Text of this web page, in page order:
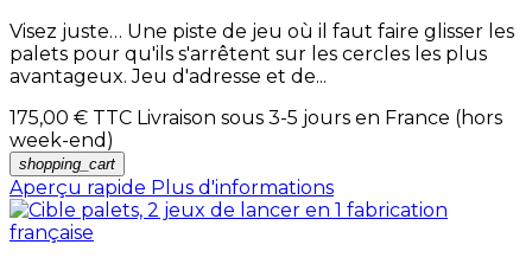
Visez juste… Une piste de jeu où il faut faire glisser les
palets pour qu'ils s'arrêtent sur les cercles les plus
avantageux. Jeu d'adresse et de...
175,00 € TTC Livraison sous 3-5 jours en France (hors
week-end)
shopping_cart
Aperçu rapide Plus d'informations